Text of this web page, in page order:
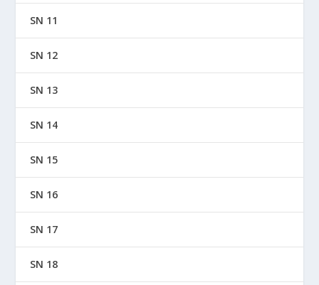
SN 11
SN 12
SN 13
SN 14
SN 15
SN 16
SN 17
SN 18